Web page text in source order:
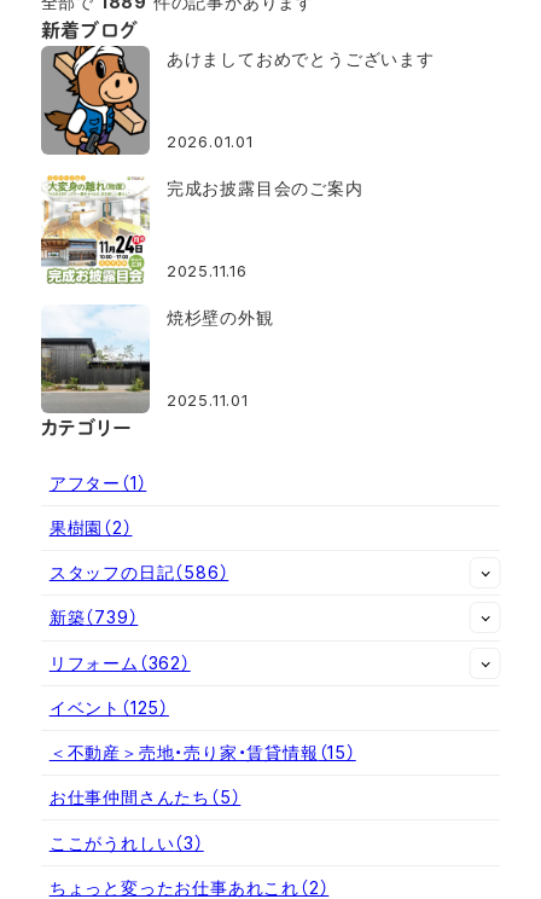
新着ブログ
あけましておめでとうございます
2026.01.01
完成お披露目会のご案内
2025.11.16
焼杉壁の外観
2025.11.01
カテゴリー
アフター （1）
果樹園 （2）
スタッフの日記（586）
新築（739）
リフォーム （362）
イベント （125）
＜不動産＞売地・売り家・賃貸情報 （15）
お仕事仲間さんたち （5）
ここがうれしい（3）
ちょっと変ったお仕事あれこれ（2）